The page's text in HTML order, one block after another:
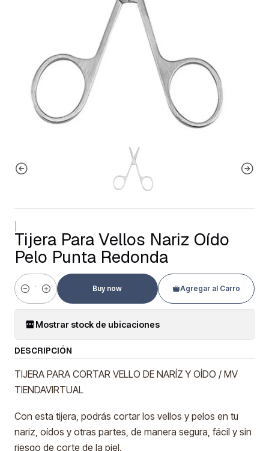
Tijera Para Vellos Nariz Oído
Pelo Punta Redonda
Cantidad
Agregar al Carro
Buy now
Mostrar stock de ubicaciones
DESCRIPCIÓN
TIJERA PARA CORTAR VELLO DE NARÍZ Y OÍDO / MV
TIENDAVIRTUAL
Con esta tijera, podrás cortar los vellos y pelos en tu
nariz, oídos y otras partes, de manera segura, fácil y sin
riesgo de corte de la piel.